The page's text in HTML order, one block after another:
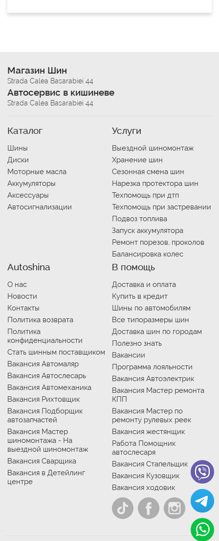
Магазин Шин
Strada Calea Basarabiei 44
Автосервис в кишиневе
Strada Calea Basarabiei 44
Каталог
Шины
Диски
Моторные масла
Аккумуляторы
Аксессуары
Автосигнализации
Услуги
Выездной шиномонтаж
Хранение шин
Сезонная смена шин
Нарезка протектора шин
Техпомощь при дтп
Техпомощь при застревании
Подвоз топлива
Запуск аккумулятора
Ремонт порезов, проколов
Балансировка колес
Autoshina
О нас
Новости
Контакты
Политика возврата
Политика
конфиденциальности
Стать шинным поставщиком
Вакансия Автомаляр
Вакансия Автослесарь
Вакансия Автомеханика
Вакансия Рихтовщик
Вакансия Подборщик
автозапчастей
Вакансия Мастер
шиномонтажа - На
выездной шиномонтаж
Вакансия Сварщика
Вакансия в Детейлинг
центре
В помощь
Доставка и оплата
Купить в кредит
Шины по автомобилям
Все типоразмеры шин
Доставка шин по городам
Полезно знать
Вакансии
Программа лояльности
Вакансия Автоэлектрик
Вакансия Мастер ремонта
КПП
Вакансия Мастер по
ремонту рулевых реек
Вакансия жестянщик
Работа Помощник
автослесаря
Вакансия Стапельщик
Вакансия Кузовщик
Вакансия ходовик